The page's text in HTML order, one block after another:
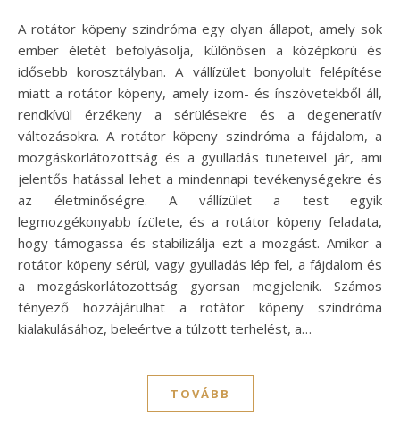
A rotátor köpeny szindróma egy olyan állapot, amely sok
ember életét befolyásolja, különösen a középkorú és
idősebb korosztályban. A vállízület bonyolult felépítése
miatt a rotátor köpeny, amely izom- és ínszövetekből áll,
rendkívül érzékeny a sérülésekre és a degeneratív
változásokra. A rotátor köpeny szindróma a fájdalom, a
mozgáskorlátozottság és a gyulladás tüneteivel jár, ami
jelentős hatással lehet a mindennapi tevékenységekre és
az életminőségre. A vállízület a test egyik
legmozgékonyabb ízülete, és a rotátor köpeny feladata,
hogy támogassa és stabilizálja ezt a mozgást. Amikor a
rotátor köpeny sérül, vagy gyulladás lép fel, a fájdalom és
a mozgáskorlátozottság gyorsan megjelenik. Számos
tényező hozzájárulhat a rotátor köpeny szindróma
kialakulásához, beleértve a túlzott terhelést, a…
TOVÁBB